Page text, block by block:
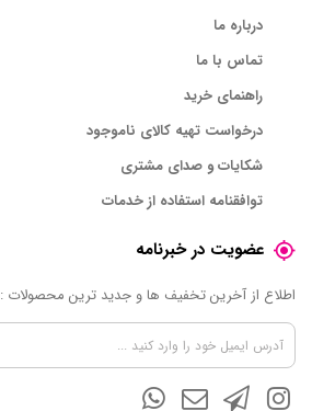
درباره ما
تماس با ما
راهنمای خرید
درخواست تهیه کالای ناموجود
شکایات و صدای مشتری
توافقنامه استفاده از خدمات
عضویت در خبرنامه
اطلاع از آخرین تخفیف ها و جدید ترین محصولات :